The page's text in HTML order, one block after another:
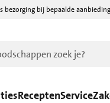
bezorging bij bepaalde
ReceptenService